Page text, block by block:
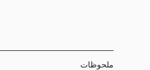
ملحوظات